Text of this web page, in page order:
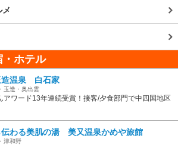
・ホテル
造温泉 白石家
玉造・奥出雲
ワード13年連続受賞！接客/夕食部門で中四国地区
伝わる美肌の湯 美又温泉かめや旅館
津和野